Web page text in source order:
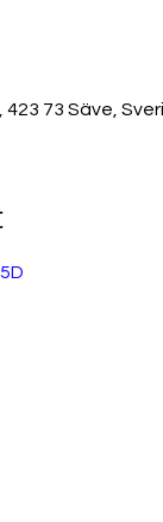
73 Säve,